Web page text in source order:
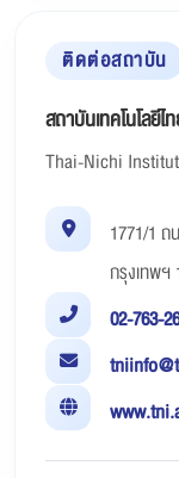
ติดต่อสถาบัน
สถาบันเทคโนโลยี
Thai-Nichi
1771/1
กรุงเทพฯ
02-763-